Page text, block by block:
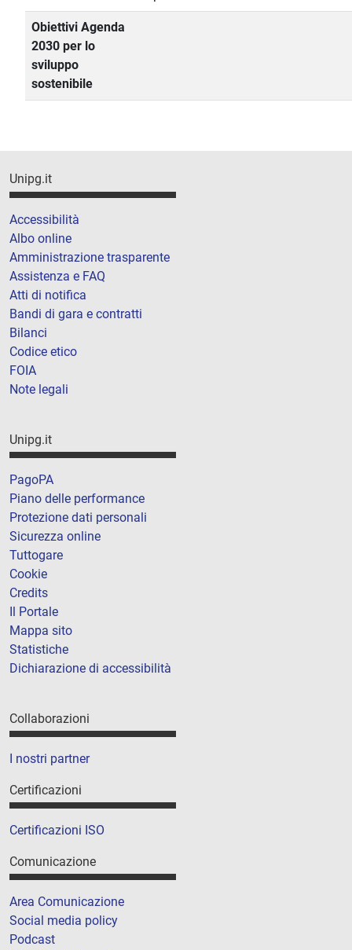
Obiettivi Agenda
2030 per lo
sviluppo
sostenibile
Unipg.it
Accessibilità
Albo online
Amministrazione trasparente
Assistenza e FAQ
Atti di notifica
Bandi di gara e contratti
Bilanci
Codice etico
FOIA
Note legali
Unipg.it
PagoPA
Piano delle performance
Protezione dati personali
Sicurezza online
Tuttogare
Cookie
Credits
Il Portale
Mappa sito
Statistiche
Dichiarazione di accessibilità
Collaborazioni
I nostri partner
Certificazioni
Certificazioni ISO
Comunicazione
Area Comunicazione
Social media policy
Podcast